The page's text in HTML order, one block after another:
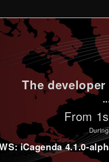
The
From
iCagenda 4.1.0-